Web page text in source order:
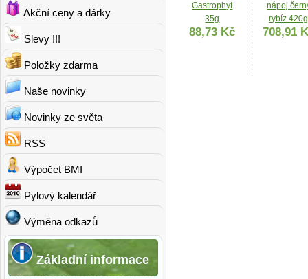
Gastrophyt
35g
88,73 Kč
nápoj
rybíz 420g
708,91
Akční ceny a dárky
Slevy !!!
Položky zdarma
Naše novinky
Novinky ze světa
RSS
Výpočet BMI
Pylový kalendář
Výměna odkazů
Základní informace